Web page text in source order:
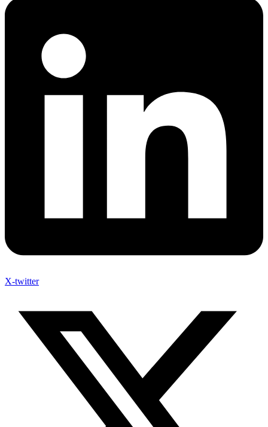
X-twitter